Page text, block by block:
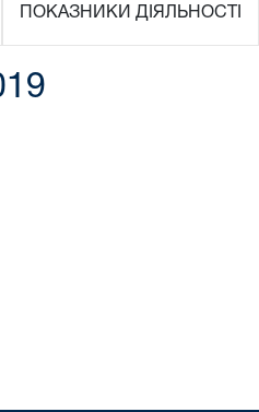
ПОКАЗНИКИ ДІЯЛЬНОСТІ